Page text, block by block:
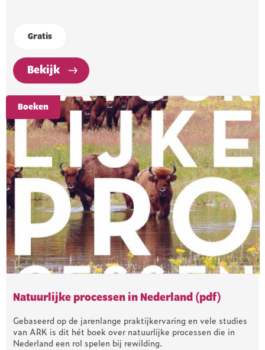
Gratis
Bekijk
Boeken
Natuurlijke processen in Nederland (pdf)
Gebaseerd op de jarenlange praktijkervaring en vele studies
van ARK is dit hét boek over natuurlijke processen die in
Nederland een rol spelen bij rewilding.